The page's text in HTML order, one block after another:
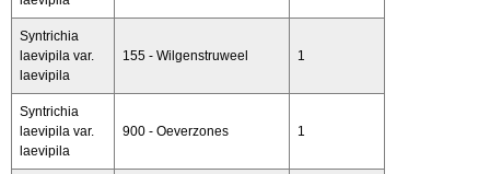
Syntrichia
laevipila var.
laevipila
155 - Wilgenstruweel 1
Syntrichia
laevipila var.
laevipila
900 - Oeverzones 1